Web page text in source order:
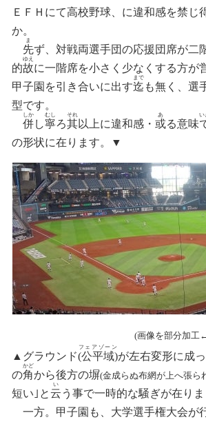
ＥＦＨ にて高校野球
に違和感を禁じ
か。
先
ま
ず、対戦両選手団の応援団席が二
的故
ゆえ
に一階席を小さく少なくする方が
甲子園を引き合いに出す迄
まで
も無く、選
型です。
併
しか
し寧
むし
ろ其
それ
以上に違和感・ 或
あ
る意味
い
の形状に在ります。
▼
(画像を部分加工
▲ グラウンド(公平域)
フェアゾーン
が左右変形に成
の角
かど
から後方の塀(金成らぬ布網が上へ張ら
短い｣と云
い
う事で一時的な騒ぎが在り
一方。甲子園も
大学選手権大会が